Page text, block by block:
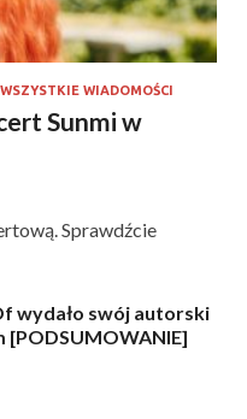
WSZYSTKIE WIADOMOŚCI
Sunmi w
Sprawdźcie
wydało swój autorski
[PODSUMOWANIE]